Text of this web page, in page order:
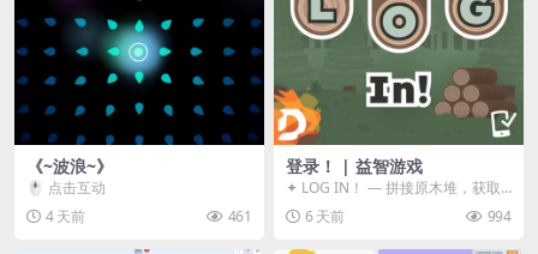
《~波浪~》
🖱️ 点击互动
4 天前
461
登录！ | 益智游戏
✦ LOG IN！ — 拼接原木堆，获取
分数！ ᑕ☲◎ ᑕ☲◎ ᑕ☲◎ ᑕ☲◎ ...
6 天前 994